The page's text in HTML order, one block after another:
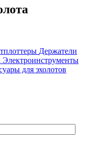
Держатели
Электроинструменты
для эхолотов